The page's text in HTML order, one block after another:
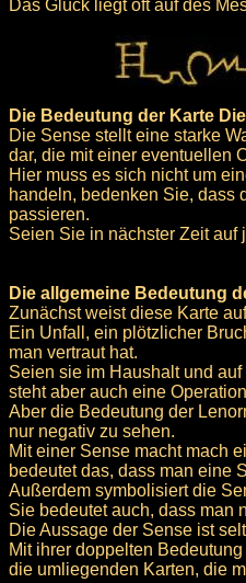
Das Glück liegt oft auf des
Die Bedeutung der Karte
Die Sense stellt eine starke
dar, die mit einer eventuellen
Hier muss es sich nicht um
handeln, bedenken Sie, dass
passieren.
Seien Sie in nächster Zeit auf
Die allgemeine Bedeutung
Zunächst weist diese Karte
Ein Unfall, ein plötzlicher
man vertraut hat.
Seien sie im Haushalt und
steht aber auch eine
Aber die Bedeutung der
nur negativ zu sehen.
Mit einer Sense macht mach
bedeutet das, dass man eine
Außerdem symbolisiert die
Sie bedeutet auch, dass man
Die Aussage der Sense ist
Mit ihrer doppelten
die umliegenden Karten, die